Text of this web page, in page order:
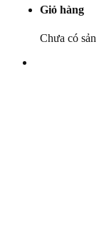
Giỏ hàng
Chưa có